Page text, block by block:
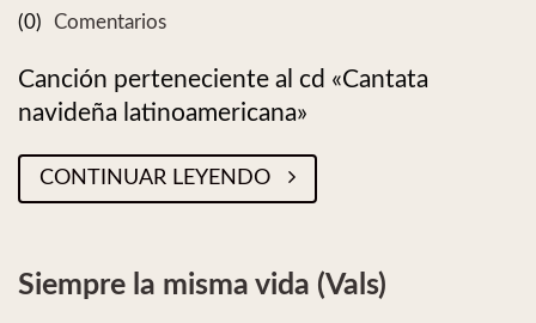
(0)
Comentarios
Canción perteneciente al cd «Cantata
navideña latinoamericana»
CONTINUAR LEYENDO
Siempre la misma vida (Vals)